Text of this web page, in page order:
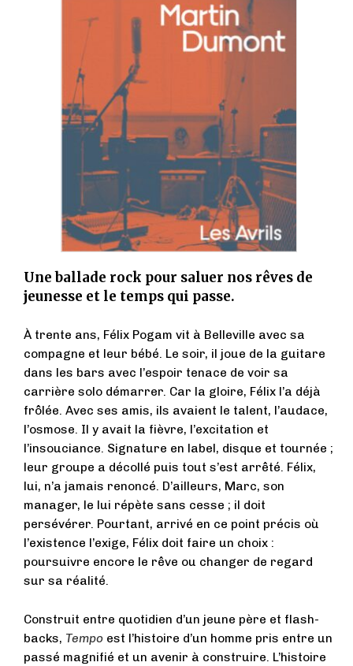
Une ballade rock pour saluer nos rêves de
jeunesse et le temps qui passe.
À trente ans, Félix Pogam vit à Belleville avec sa
compagne et leur bébé. Le soir, il joue de la guitare
dans les bars avec l’espoir tenace de voir sa
carrière solo démarrer. Car la gloire, Félix l’a déjà
frôlée. Avec ses amis, ils avaient le talent, l’audace,
l’osmose. Il y avait la fièvre, l’excitation et
l’insouciance. Signature en label, disque et tournée ;
leur groupe a décollé puis tout s’est arrêté. Félix,
lui, n’a jamais renoncé. D’ailleurs, Marc, son
manager, le lui répète sans cesse ; il doit
persévérer. Pourtant, arrivé en ce point précis où
l’existence l’exige, Félix doit faire un choix :
poursuivre encore le rêve ou changer de regard
sur sa réalité.
Construit entre quotidien d’un jeune père et flash-
backs, Tempo est l’histoire d’un homme pris entre un
passé magnifié et un avenir à construire. L’histoire